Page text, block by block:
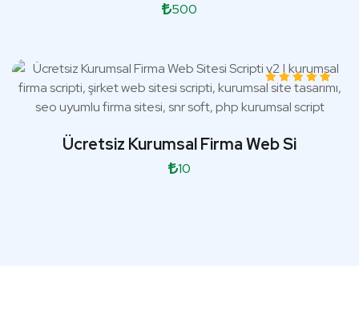
500
Ücretsiz Kurumsal Firma Web Si
10